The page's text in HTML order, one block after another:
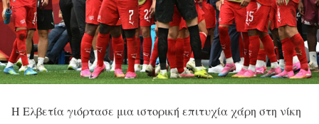
Η Ελβετία γιόρτασε μια ιστορική επιτυχία χάρη στη νίκη